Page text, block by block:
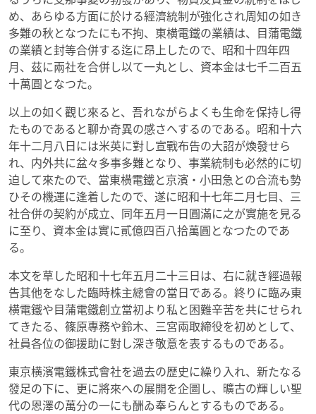
め、あらゆる方面に於ける經濟統制が強化され周知の如き
多難の秋となつたにも不拘、東横電鐵の業績は、目蒲電鐵
の業績と封等合併する迄に昂上したので、昭和十四年四
月、茲に兩社を合併し以て一丸とし、資本金は七千二百五
十萬圓となつた。
以上の如く觀じ來ると、吾れながらよくも生命を保持し得
たものであると聊か奇異の感さへするのである。昭和十六
年十二月八日には米英に對し宣戰布告の大詔が煥發せら
れ、内外共に盆々多事多難となり、事業統制も必然的に切
迫して來たので、當東横電鐵と京濱・小田急との合流も勢
ひその機運に逢着したので、遂に昭和十七年二月七目、三
社合併の契約が成立、同年五月一日圓滿に之が實施を見る
に至り、資本金は實に貳億四百八拾萬圓となつたのであ
る。
本文を草した昭和十七年五月二十三日は、右に就き經過報
告其他をなした臨時株主總會の當日である。終りに臨み東
横電鐵や目蒲電鐵創立當初より私と困難辛苦を共にせられ
てきたる、篠原專務や鈴木、三宮兩取締役を初めとして、
社員各位の御援助に對し深き敬意を表するものである。
東京横濱電鐵株式會社を過去の歴史に繰り入れ、新たなる
發足の下に、更に將來への展開を企圖し、曠古の輝しい聖
代の恩澤の萬分の一にも酬ゐ奉らんとするものである。